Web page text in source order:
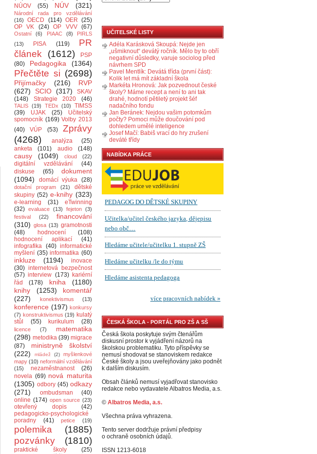
NÚOV (55) NÚV (321)
Národní rada pro vzdělávání
(16)
OECD (114) OER (25)
OP VK
(24) OP VVV (67)
Ostatní (6) PIAAC (8)
PIRLS
(13)
PISA (119)
PR
článek
(1612)
PSP
(80)
Pedagogika (1364)
Přečtěte si (2698)
Přijímačky (216)
RVP
(627)
SCIO (317)
SKAV
(148)
Strategie 2020 (46)
TALIS (19) TEDx (10)
TIMSS
(39)
UJAK (25)
Učitelský
spomocník (169) Volby 2013
(40)
VÚP (53)
Zprávy
(4268)
analýza
(25)
anketa
(101) audio (148)
causy (1049) cloud (22)
digitální vzdělávání
(44)
diskuse
(65)
dokument
(1094)
domácí výuka (28)
dotační program (21)
dětské
skupiny (52) e-knihy (323)
e-learning (31)
eTwinning
(32) evaluace (13) fejeton (3)
festival
(22)
financování
(310) glosa (13) gramotnosti
(48)
hodnocení
(108)
hodnocení aplikací
(41)
infografika (40) informatické
myšlení (35) informatika (60)
inkluze (1194)
inovace
(30) internetová bezpečnost
(57) interview (173) kariérní
řád
(178) kniha
(1180)
knihy
(1253)
komentář
(227)
konektivismus (13)
konference (197) konkursy
(7) konstruktivismus (19) kulatý
stůl
(55) kurikulum (28)
licence (7)
matematika
(298) metodika (39) migrace
(87)
ministryně školství
(222)
mládež (2)
myšlenkové
mapy (10) neformální vzdělávání
(15)
nezaměstnanost
(26)
novela (69) nová maturita
(1305) odbory (45) odkazy
(271)
ombudsman
(40)
online (174) open source (23)
otevřený dopis
(42)
pedagogicko-psychologické
poradny
(41) petice (19)
polemika
(1885)
pozvánky
(1810)
praktické školy
(25)
UČITELSKÉ LISTY
Adéla Karásková Skoupá: Nejde jen
„ušmiknout“ devátý ročník. Mělo by to obří
negativní důsledky, varuje sociolog před
návrhem SPD
Pavel Mentlík: Devátá třída (první část):
Kolik let má mít základní škola
Markéta Hronová: Jak pozvednout české
školy? Máme recept a není to ani tak
drahé, hodnotí pětiletý projekt šéf
nadačního fondu
Jan Beránek: Nejdou vašim potomkům
počty? Pomoci může doučování pod
dohledem umělé inteligence
Josef Mačí: Babiš vrací do hry zrušení
deváté třídy
NABÍDKA PRÁCE
ČESKÁ ŠKOLA - PORTÁL PRO ZŠ A SŠ
Česká škola poskytuje svým čtenářům
diskusní prostor k vyjádření názorů na
školskou problematiku. Tyto příspěvky se
nemusí shodovat se stanoviskem redakce
České školy a jsou uveřejňovány jako podnět
k dalším diskusím.
Obsah článků nemusí vyjadřovat stanovisko
redakce nebo vydavatele Albatros Media, a.s.
© Albatros Media, a.s.
Všechna práva vyhrazena.
Tento server dodržuje právní předpisy
o ochraně osobních údajů.
ISSN 1213-6018